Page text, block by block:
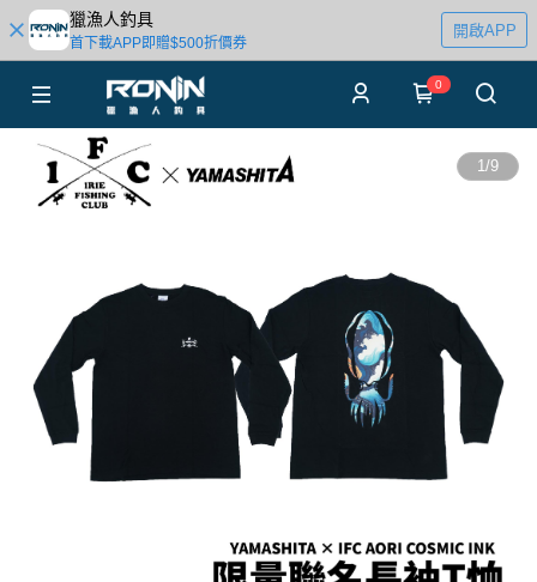
獵漁人釣具
首下載APP即贈$500折價券
開啟APP
0
1/9